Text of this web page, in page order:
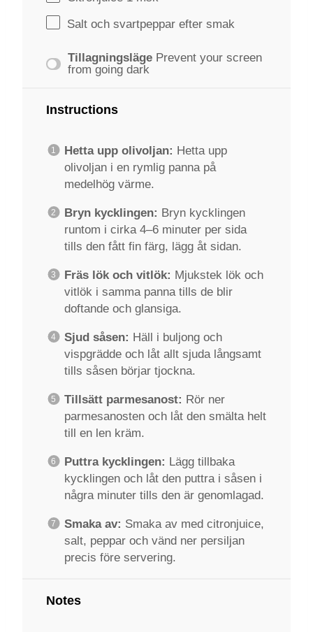
Salt och svartpeppar efter smak
Tillagningsläge Prevent your screen
from going dark
Instructions
Hetta upp olivoljan: Hetta upp
olivoljan i en rymlig panna på
medelhög värme.
Bryn kycklingen: Bryn kycklingen
runtom i cirka 4–6 minuter per sida
tills den fått fin färg, lägg åt sidan.
Fräs lök och vitlök: Mjukstek lök och
vitlök i samma panna tills de blir
doftande och glansiga.
Sjud såsen: Häll i buljong och
vispgrädde och låt allt sjuda långsamt
tills såsen börjar tjockna.
Tillsätt parmesanost: Rör ner
parmesanosten och låt den smälta helt
till en len kräm.
Puttra kycklingen: Lägg tillbaka
kycklingen och låt den puttra i såsen i
några minuter tills den är genomlagad.
Smaka av: Smaka av med citronjuice,
salt, peppar och vänd ner persiljan
precis före servering.
Notes